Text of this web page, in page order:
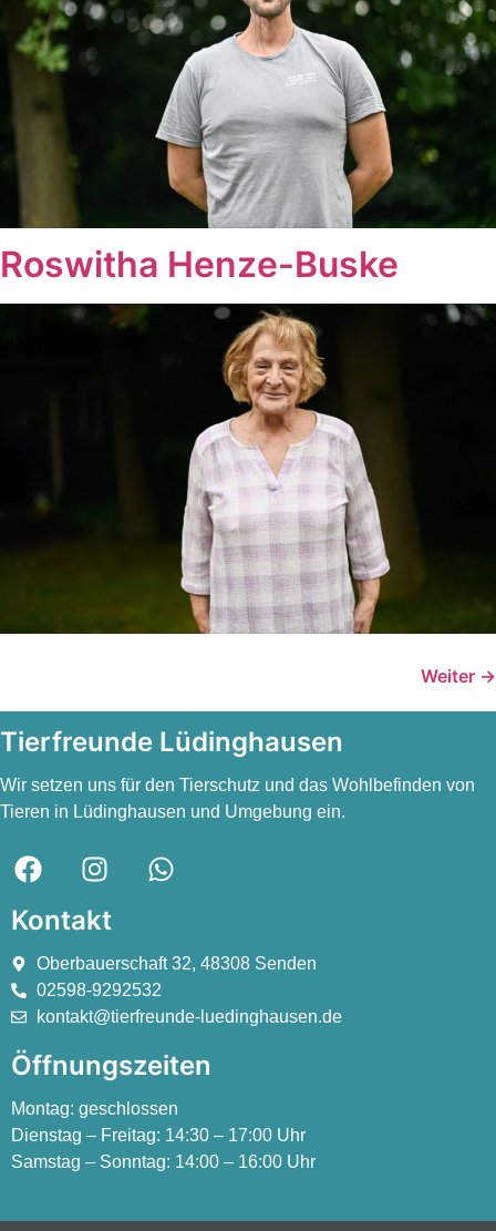
Roswitha Henze-Buske
Weiter →
Tierfreunde Lüdinghausen
Wir setzen uns für den Tierschutz und das Wohlbefinden von
Tieren in Lüdinghausen und Umgebung ein.
Kontakt
Oberbauerschaft 32, 48308 Senden
02598-9292532
kontakt@tierfreunde-luedinghausen.de
Öffnungszeiten
Montag: geschlossen
Dienstag – Freitag: 14:30 – 17:00 Uhr
Samstag – Sonntag: 14:00 – 16:00 Uhr